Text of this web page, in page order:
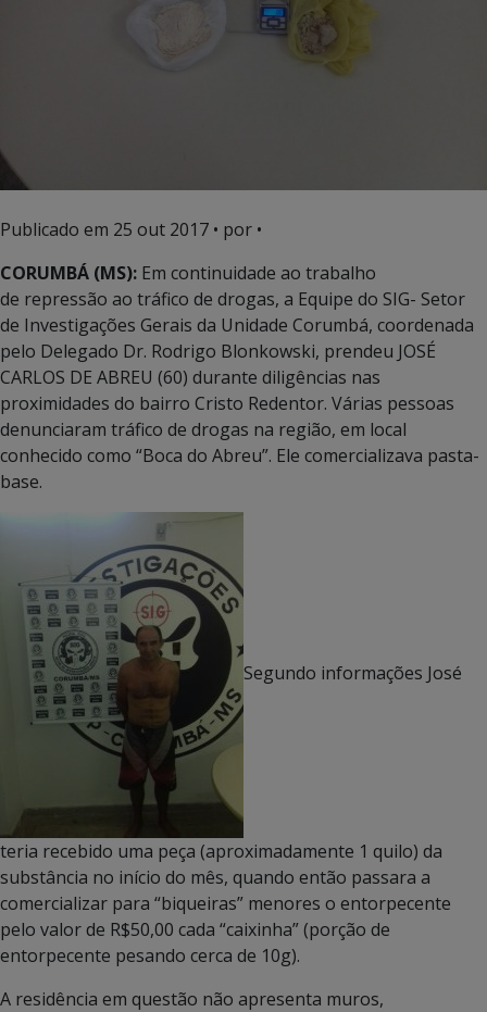
Publicado em 25 out 2017 • por •
CORUMBÁ (MS): Em continuidade ao trabalho
de repressão ao tráfico de drogas, a Equipe do SIG- Setor
de Investigações Gerais da Unidade Corumbá, coordenada
pelo Delegado Dr. Rodrigo Blonkowski, prendeu JOSÉ
CARLOS DE ABREU (60) durante diligências nas
proximidades do bairro Cristo Redentor. Várias pessoas
denunciaram tráfico de drogas na região, em local
conhecido como “Boca do Abreu”. Ele comercializava pasta-
base.
Segundo informações José
teria recebido uma peça (aproximadamente 1 quilo) da
substância no início do mês, quando então passara a
comercializar para “biqueiras” menores o entorpecente
pelo valor de R$50,00 cada “caixinha” (porção de
entorpecente pesando cerca de 10g).
A residência em questão não apresenta muros,